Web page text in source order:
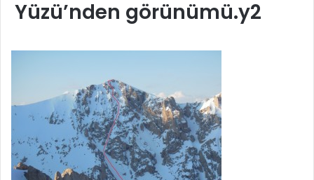
Yüzü’nden görünümü.y2